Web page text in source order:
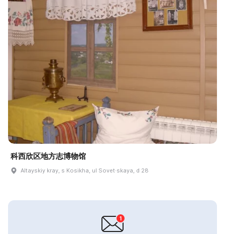
科西欣区地方志博物馆
Altayskiy kray, s Kosikha, ul Sovet·skaya, d 28